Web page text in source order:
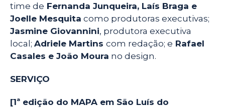
time de Fernanda Junqueira, Laís Braga e
Joelle Mesquita como produtoras executivas;
Jasmine Giovannini, produtora executiva
local; Adriele Martins com redação; e Rafael
Casales e João Moura no design.
SERVIÇO
[1ª edição do MAPA em São Luís do